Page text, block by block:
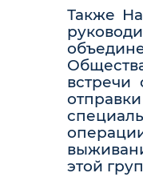
Также
встречи
этой